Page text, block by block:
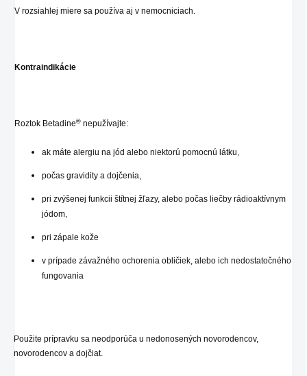
V rozsiahlej miere sa používa aj v nemocniciach.
Kontraindikácie
Roztok Betadine® nepužívajte:
ak máte alergiu na jód alebo niektorú pomocnú látku,
počas gravidity a dojčenia,
pri zvýšenej funkcii štítnej žľazy, alebo počas liečby rádioaktívnym
jódom,
pri zápale kože
v prípade závažného ochorenia obličiek, alebo ich nedostatočného
fungovania
Použite prípravku sa neodporúča u nedonosených novorodencov,
novorodencov a dojčiat.